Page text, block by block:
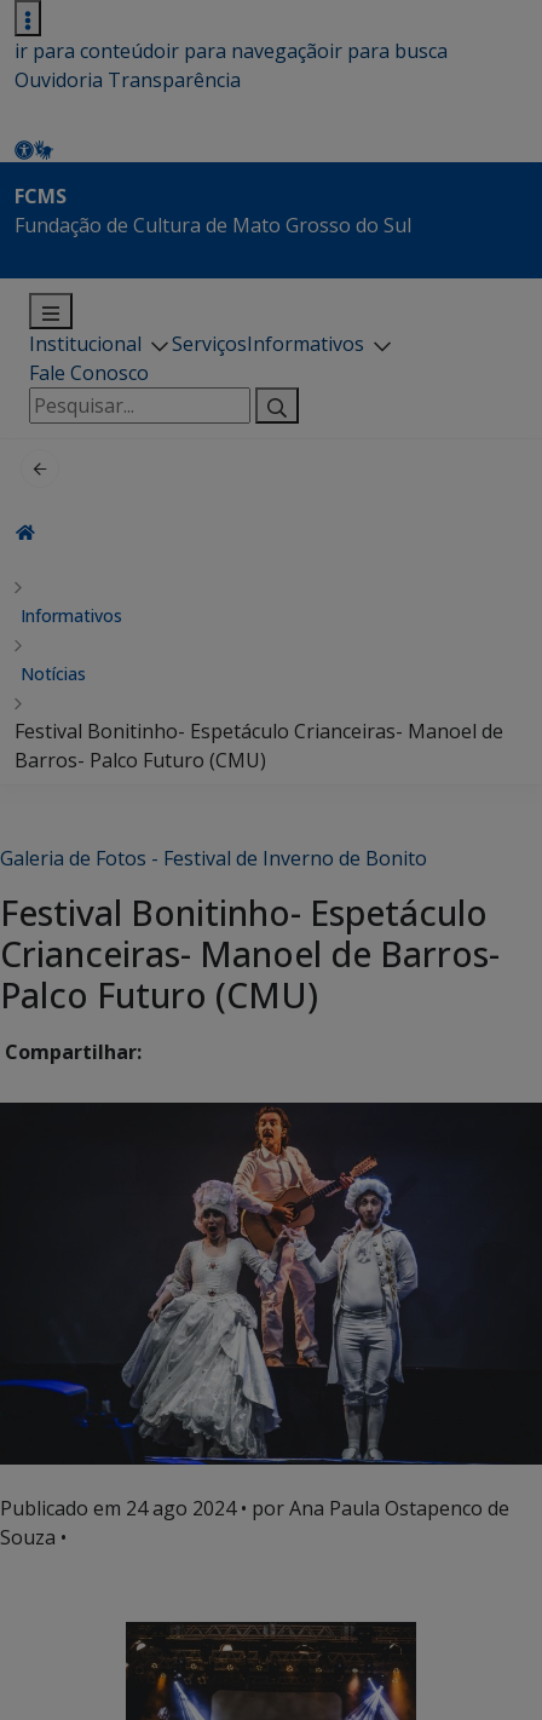
ir para conteúdoir para navegaçãoir para busca
Ouvidoria Transparência
FCMS
Fundação de Cultura de Mato Grosso do Sul
Institucional ServiçosInformativos
Fale Conosco
Pesquisar
por:
Informativos
Notícias
Festival Bonitinho- Espetáculo Crianceiras- Manoel de
Barros- Palco Futuro (CMU)
Galeria de Fotos - Festival de Inverno de Bonito
Festival Bonitinho- Espetáculo
Crianceiras- Manoel de Barros-
Palco Futuro (CMU)
Compartilhar:
Publicado em 24 ago 2024• por Ana Paula Ostapenco de
Souza •